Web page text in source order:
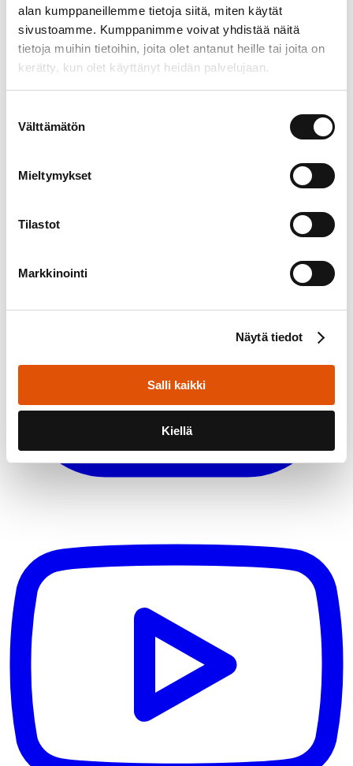
alan kumppaneillemme tietoja siitä, miten käytät
sivustoamme. Kumppanimme voivat yhdistää näitä
tietoja muihin tietoihin, joita olet antanut heille tai joita on
kerätty, kun olet käyttänyt heidän palvelujaan.
valinta
Välttämätön
Mieltymykset
Tilastot
Markkinointi
Näytä tiedot
Salli kaikki
Kiellä